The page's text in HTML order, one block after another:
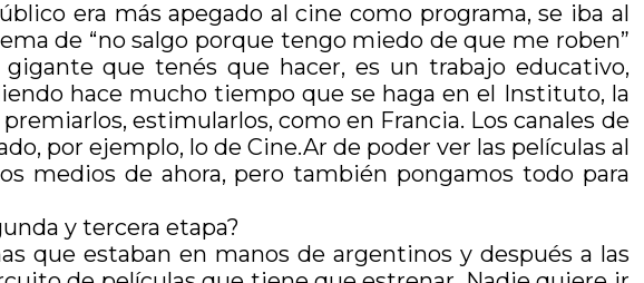
era más apegado al cine como programa, se iba al
de “no salgo porque tengo miedo de que me roben”
que tenés que hacer, es un trabajo educativo,
hace mucho tiempo que se haga en el Instituto, la
estimularlos, como en Francia. Los canales de
por ejemplo, lo de Cine.Ar de poder ver las películas al
medios de ahora, pero también pongamos todo para
y tercera etapa?
que estaban en manos de argentinos y después a las